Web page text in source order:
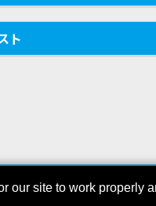
ト
our site to work properly